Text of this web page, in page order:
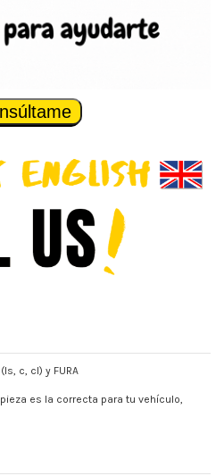
c, cl) y FURA
es la correcta para tu vehículo,